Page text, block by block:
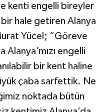
kenti engelli bireyler
hale getiren Alanya
Yücel; “Göreve
engelli
bir kent haline
çaba sarfettik. Ne
noktada bütün